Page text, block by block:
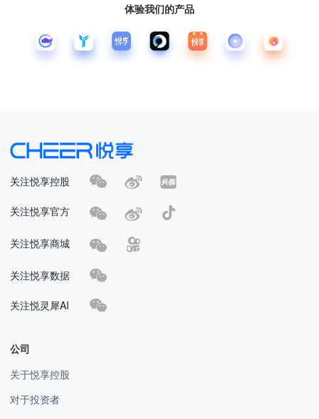
体验我们的产品
关注悦享控股
关注悦享官方
关注悦享商城
关注悦享数据
关注悦灵犀AI
公司
关于悦享控股
对于投资者